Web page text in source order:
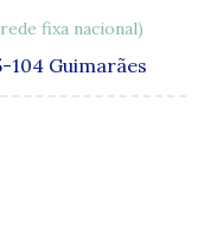
fixa nacional)
104 Guimarães